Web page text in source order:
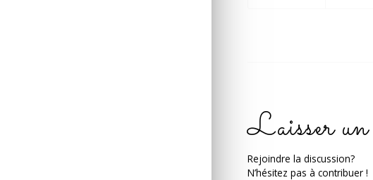
Laisser un
Rejoindre la discussion?
N’hésitez pas à contribuer !